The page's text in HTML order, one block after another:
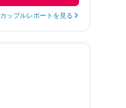
カップルレポートを見る